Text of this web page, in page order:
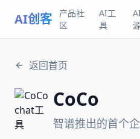
AI创客
产品社
区
AI工
具
返回首页
CoCo
智谱推出的首个